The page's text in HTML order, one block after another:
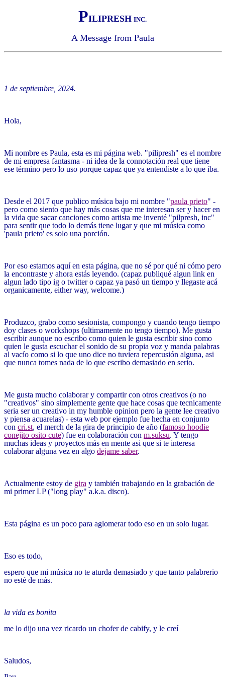
PILIPRESH INC.
A Message from Paula
1 de septiembre, 2024.
Hola,
Mi nombre es Paula, esta es mi página web. "pilipresh" es el nombre
de mi empresa fantasma - ni idea de la connotación real que tiene
ese término pero lo uso porque capaz que ya entendiste a lo que iba.
Desde el 2017 que publico música bajo mi nombre "paula prieto" -
pero como siento que hay más cosas que me interesan ser y hacer en
la vida que sacar canciones como artista me inventé "pilpresh, inc"
para sentir que todo lo demás tiene lugar y que mi música como
'paula prieto' es solo una porción.
Por eso estamos aquí en esta página, que no sé por qué ni cómo pero
la encontraste y ahora estás leyendo. (capaz publiqué algun link en
algun lado tipo ig o twitter o capaz ya pasó un tiempo y llegaste acá
organicamente, either way, welcome.)
Produzco, grabo como sesionista, compongo y cuando tengo tiempo
doy clases o workshops (ultimamente no tengo tiempo). Me gusta
escribir aunque no escribo como quien le gusta escribir sino como
quien le gusta escuchar el sonido de su propia voz y manda palabras
al vacío como si lo que uno dice no tuviera repercusión alguna, asi
que nunca tomes nada de lo que escribo demasiado en serio.
Me gusta mucho colaborar y compartir con otros creativos (o no
"creativos" sino simplemente gente que hace cosas que tecnicamente
seria ser un creativo in my humble opinion pero la gente lee creativo
y piensa acuarelas) - esta web por ejemplo fue hecha en conjunto
con cri.st, el merch de la gira de principio de año (famoso hoodie
conejito osito cute) fue en colaboración con m.suksu. Y tengo
muchas ideas y proyectos más en mente asi que si te interesa
colaborar alguna vez en algo dejame saber.
Actualmente estoy de gira y también trabajando en la grabación de
mi primer LP ("long play" a.k.a. disco).
Esta página es un poco para aglomerar todo eso en un solo lugar.
Eso es todo,
espero que mi música no te aturda demasiado y que tanto palabrerio
no esté de más.
la vida es bonita
me lo dijo una vez ricardo un chofer de cabify, y le creí
Saludos,